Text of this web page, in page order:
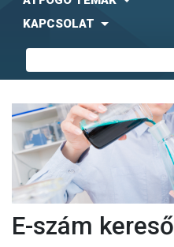
KAPCSOLAT
E-szám kereső